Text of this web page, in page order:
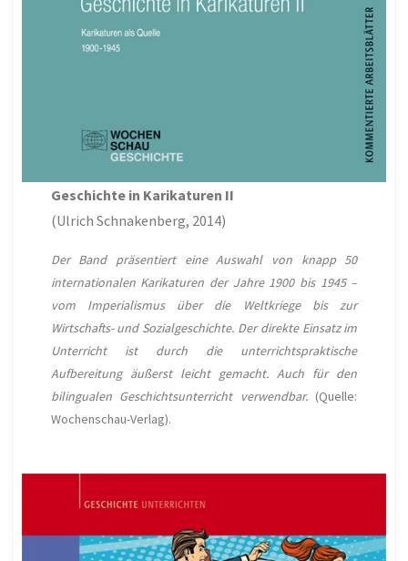
Geschichte in Karikaturen II
(Ulrich Schnakenberg, 2014)
Der Band präsentiert eine Auswahl von knapp 50
internationalen Karikaturen der Jahre 1900 bis 1945 –
vom Imperialismus über die Weltkriege bis zur
Wirtschafts- und Sozialgeschichte. Der direkte Einsatz im
Unterricht ist durch die unterrichtspraktische
Aufbereitung äußerst leicht gemacht. Auch für den
bilingualen Geschichtsunterricht verwendbar.(Quelle:
Wochenschau-Verlag).